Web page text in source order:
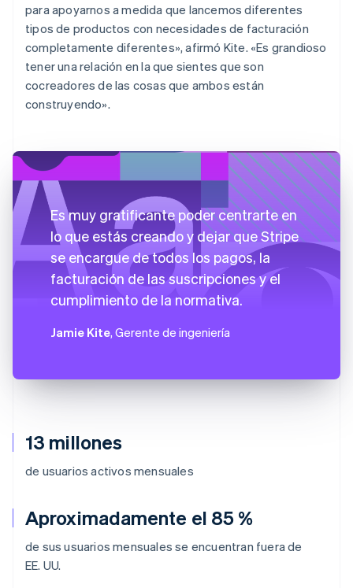
13 millones
de usuarios activos mensuales
Aproximadamente el 85 %
de sus usuarios mensuales se encuentran fuera de
EE. UU.
para apoyarnos a medida que lancemos diferentes
tipos de productos con necesidades de facturación
completamente diferentes», afirmó Kite. «Es grandioso
tener una relación en la que sientes que son
cocreadores de las cosas que ambos están
construyendo».
Es muy gratificante poder centrarte en
lo que estás creando y dejar que Stripe
se encargue de todos los pagos, la
facturación de las suscripciones y el
cumplimiento de la normativa.
Jamie Kite, Gerente de ingeniería